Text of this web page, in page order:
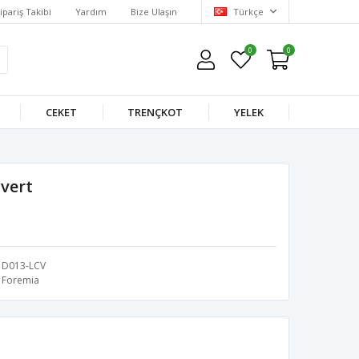
Takibi Yardım Bize Ulaşın Türkçe
0 0
CEKET TRENÇKOT YELEK
D013-LCV
Foremia